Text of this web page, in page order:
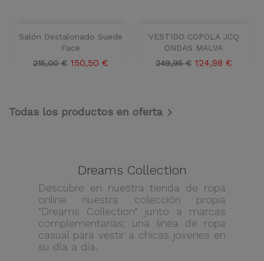
Salón Destalonado Suede
Face
Precio
215,00 € Precio
150,50 €
VESTIDO COPOLA JCQ
ONDAS MALVA
Precio
249,95 € Precio
124,98 €
Todas los productos en oferta 
Dreams Collection
Descubre en nuestra tienda de ropa
online nuestra colección propia
"Dreams Collection" junto a marcas
complementarias; una linea de ropa
casual para vestir a chicas jovenes en
su día a día.